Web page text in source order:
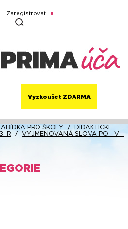
Zaregistrovat
Vyzkoušet ZDARMA
PRO ŠKOLY /
DIDAKTICKÉ
R
/
VYJMENOVANÁ SLOVA PO - V -